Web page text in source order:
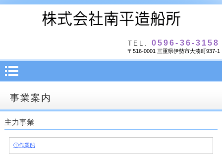
TEL. 0596-36-3158
〒516-0001 三重県伊勢市大湊町937-1
事業案内
主力事業
①作業船